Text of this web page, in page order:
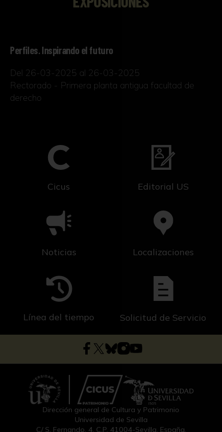
Perfiles. Inspirando el futuro
Del 26-03-2025 al 26-03-2025
Rectorado - Primera planta antigua facultad de
derecho
Cicus Editorial US
Noticias Localizaciones
Línea del tiempo Solicitud de Servicio
Dirección general de Cultura y Patrimonio
Universidad de Sevilla
C/ S. Fernando, 4, C.P. 41004-Sevilla, España.